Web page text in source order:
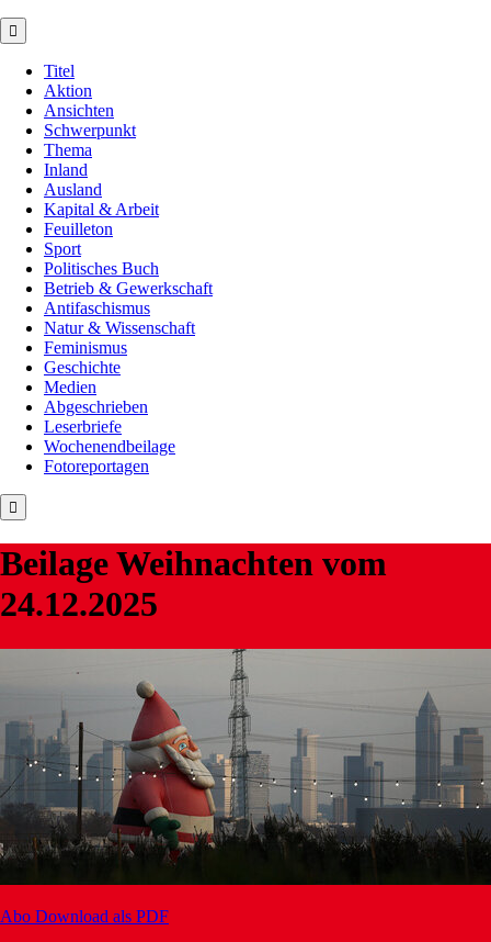
Titel
Aktion
Ansichten
Schwerpunkt
Thema
Inland
Ausland
Kapital & Arbeit
Feuilleton
Sport
Politisches Buch
Betrieb & Gewerkschaft
Antifaschismus
Natur & Wissenschaft
Feminismus
Geschichte
Medien
Abgeschrieben
Leserbriefe
Wochenendbeilage
Fotoreportagen
BeilageWeihnachten vom
24.12.2025
Abo Download als PDF